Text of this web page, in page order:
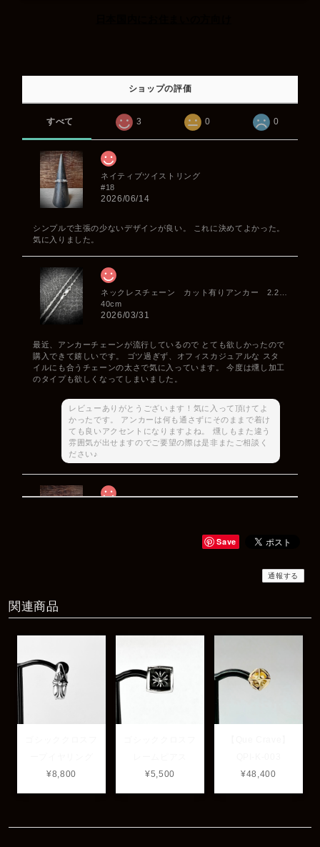
ショップの評価
すべて 3 0 0
ネイティブツイストリング
#18
2026/06/14
シンプルで主張の少ないデザインが良い。 これに決めてよかった。
気に入りました。
40cm
2026/03/31
最近、アンカーチェーンが流行しているので とても欲しかったので
購入できて嬉しいです。 ゴツ過ぎず、オフィスカジュアルな スタ
イルにも合うチェーンの太さで気に入っています。 今度は燻し加工
のタイプも欲しくなってしまいました。
レビューありがとうございます！気に入って頂けてよ
かったです。 アンカーは何も通さずにそのままで着け
ても良いアクセントになりますよね。 燻しもまた違う
雰囲気が出せますのでご要望の際は是非またご相談く
ださい♪
Save
通報する
関連商品
¥8,800
¥5,500
¥48,400